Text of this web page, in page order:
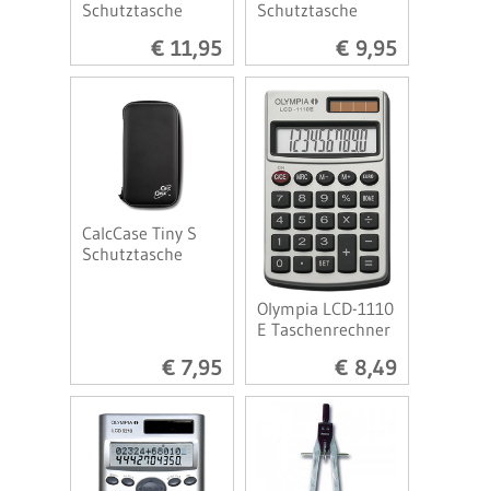
Schutztasche
€ 11,95
Schutztasche
€ 9,95
CalcCase Tiny S
Schutztasche
€ 7,95
Olympia LCD-1110
E Taschenrechner
€ 8,49